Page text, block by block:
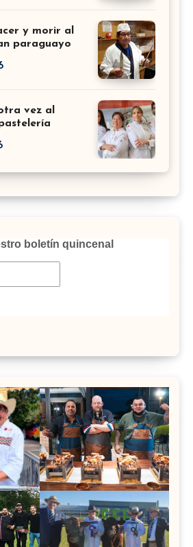
y morir al
paraguayo
vez al
boletín quincenal